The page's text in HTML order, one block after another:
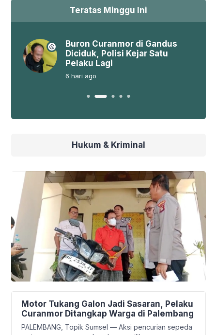
Teratas Minggu Ini
Buron Curanmor di Gandus
Diciduk, Polisi Kejar Satu
Pelaku Lagi
6 hari ago
Hukum & Kriminal
Motor Tukang Galon Jadi Sasaran, Pelaku
Curanmor Ditangkap Warga di Palembang
PALEMBANG, Topik Sumsel — Aksi pencurian sepeda